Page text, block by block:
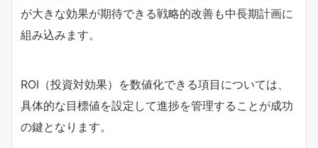
が大きな効果が期待できる戦略的改善も中長期計画に
組み込みます。
ROI（投資対効果）を数値化できる項目については、
具体的な目標値を設定して進捗を管理することが成功
の鍵となります。